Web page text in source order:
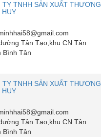
TY TNHH SẢN XUẤT THƯƠNG
HUY
Tân Tạo,khu CN Tân
Bình Tân
TY TNHH SẢN XUẤT THƯƠNG
HUY
Tân Tạo,khu CN Tân
Bình Tân